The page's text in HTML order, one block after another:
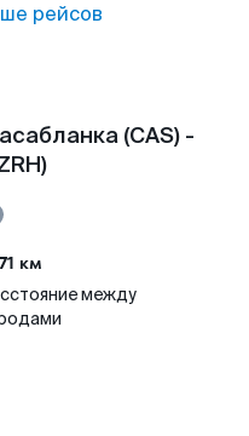
рейсов
(CAS) -
км
между